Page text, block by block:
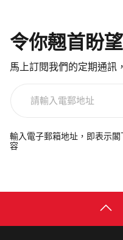
令你翹首盼
馬上訂閱我們的定期通訊
電
郵
輸入電子郵箱地址，即表示閣
容